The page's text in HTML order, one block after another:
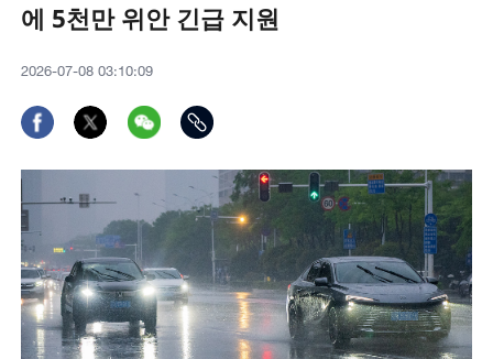
에 5천만 위안 긴급 지원
2026-07-08 03:10:09